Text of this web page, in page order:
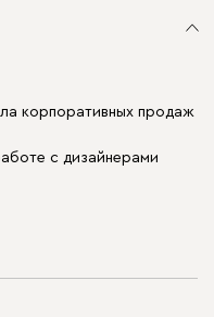
корпоративных продаж
с дизайнерами